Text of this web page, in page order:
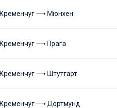
Кременчуг ⟶ Мюнхен
Кременчуг ⟶ Прага
Кременчуг ⟶ Штутгарт
Кременчуг ⟶ Дортмунд